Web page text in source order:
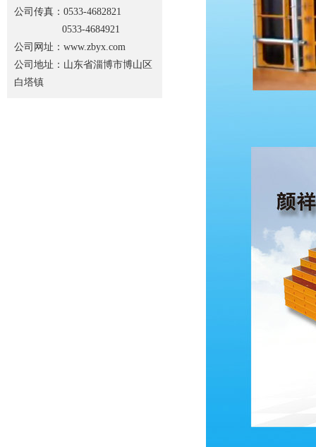
公司传真：0533-4682821
0533-4684921
公司网址：www.zbyx.com
公司地址：山东省淄博市博山区
白塔镇